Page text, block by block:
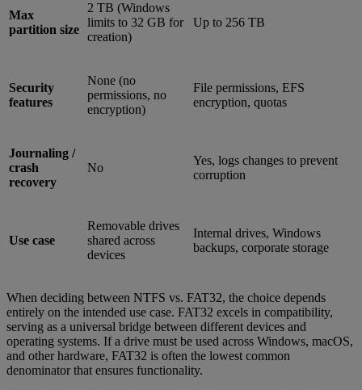
Max
partition size
2 TB (Windows
limits to 32 GB for
creation)
Up to 256 TB
Security
features
None (no
permissions, no
encryption)
File permissions, EFS
encryption, quotas
Journaling /
crash
recovery
No
Yes, logs changes to prevent
corruption
Use case
Removable drives
shared across
devices
Internal drives, Windows
backups, corporate storage
When deciding between NTFS vs. FAT32, the choice depends
entirely on the intended use case. FAT32 excels in compatibility,
serving as a universal bridge between different devices and
operating systems. If a drive must be used across Windows, macOS,
and other hardware, FAT32 is often the lowest common
denominator that ensures functionality.